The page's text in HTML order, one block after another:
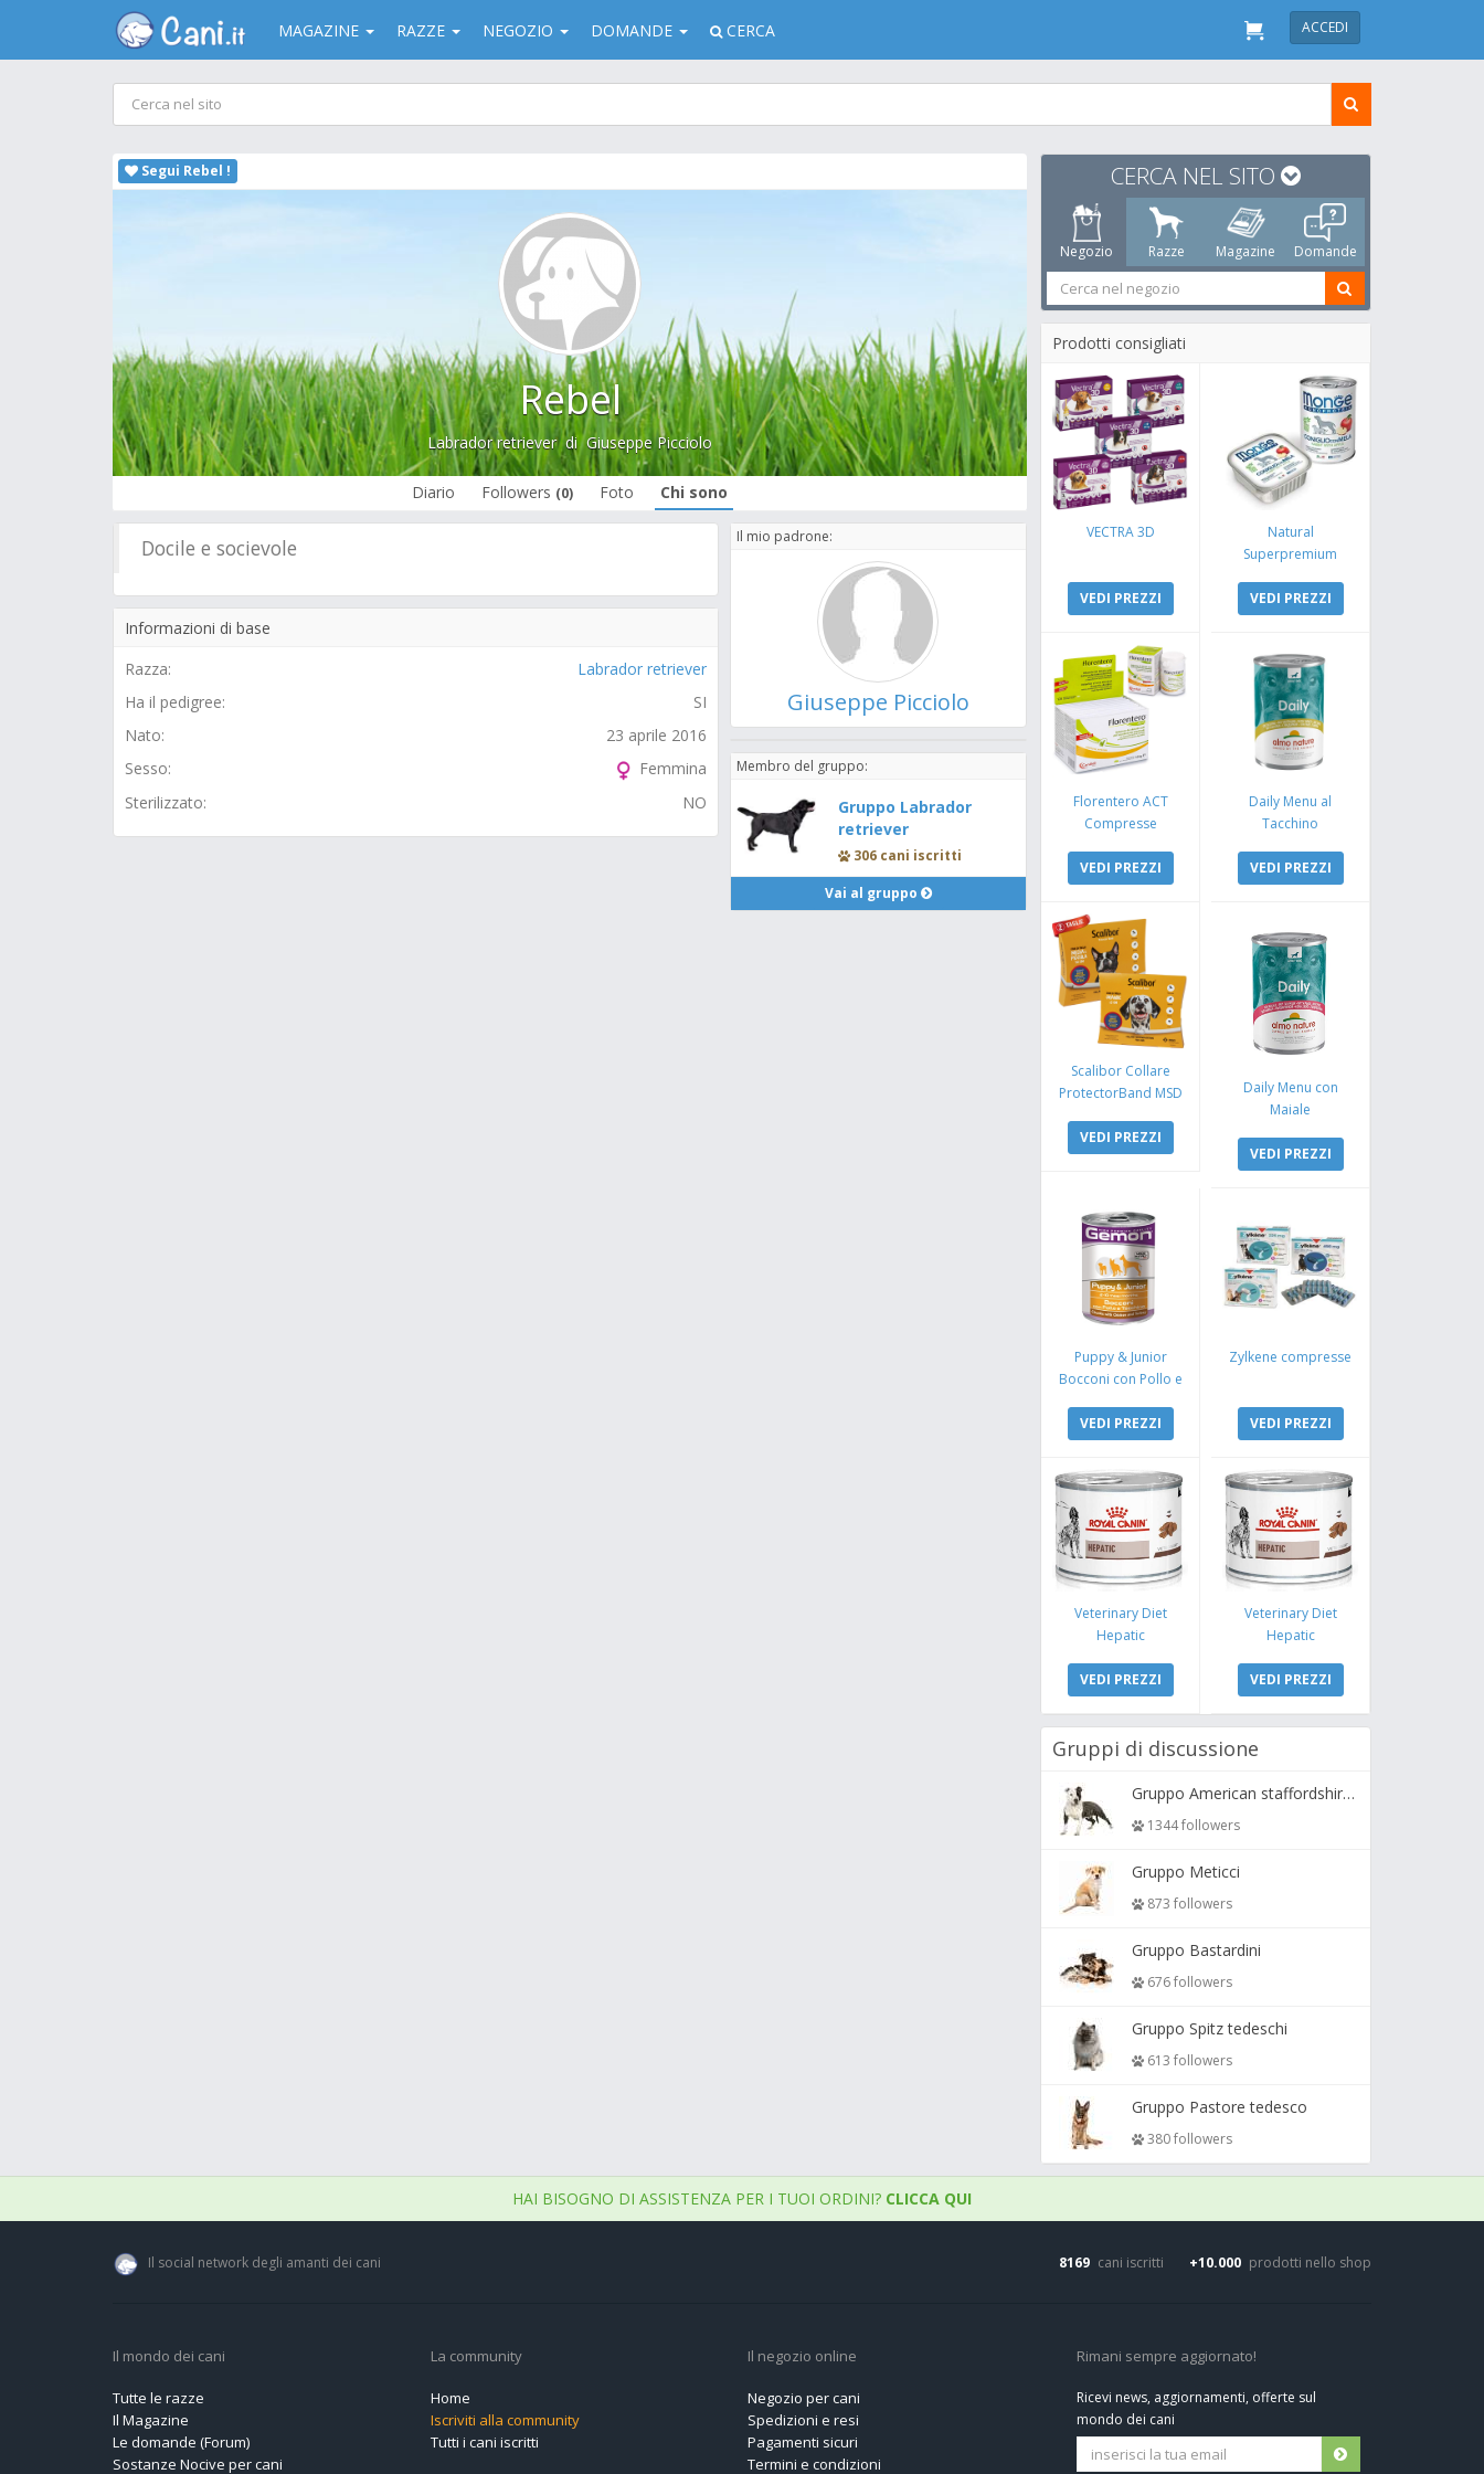
MAGAZINE RAZZE NEGOZIO DOMANDE CERCA ACCEDI
Segui Rebel !
Rebel
Labrador retrieverdiGiuseppe Picciolo
Diario Followers (0) Foto Chi sono
Docile e socievole
Informazioni di base
Razza:
Labrador retriever
Ha il pedigree:
SI
Nato:
23 aprile 2016
Sesso:
Femmina
Sterilizzato:
NO
Il mio padrone:
Giuseppe Picciolo
Membro del gruppo:
Gruppo Labrador
retriever
306 cani iscritti
Vai al gruppo
CERCA NEL SITO
Negozio Razze Magazine Domande
Prodotti consigliati
VECTRA 3D
VEDI PREZZI
Natural
Superpremium
Coniglio e Mela
VEDI PREZZI
Florentero ACT
Compresse
VEDI PREZZI
Daily Menu al
Tacchino
VEDI PREZZI
Scalibor Collare
ProtectorBand MSD
VEDI PREZZI
Daily Menu con
Maiale
VEDI PREZZI
Puppy & Junior
Bocconi con Pollo e
VEDI PREZZI
Zylkene compresse
VEDI PREZZI
Veterinary Diet
Hepatic
VEDI PREZZI
Veterinary Diet
Hepatic
VEDI PREZZI
Gruppi di discussione
Gruppo American staffordshire terrier ( amstaff, amastaff )
1344 followers
Gruppo Meticci
873 followers
Gruppo Bastardini
676 followers
Gruppo Spitz tedeschi
613 followers
Gruppo Pastore tedesco
380 followers
HAI BISOGNO DI ASSISTENZA PER I TUOI ORDINI? CLICCA QUI
Il social network degli amanti dei cani 8169 cani iscritti +10.000 prodotti nello shop
Il mondo dei cani
Tutte le razze
Il Magazine
Le domande (Forum)
Sostanze Nocive per cani
La community
Home
Iscriviti alla community
Tutti i cani iscritti
Il negozio online
Negozio per cani
Spedizioni e resi
Pagamenti sicuri
Termini e condizioni
Rimani sempre aggiornato!
Ricevi news, aggiornamenti, offerte sul
mondo dei cani